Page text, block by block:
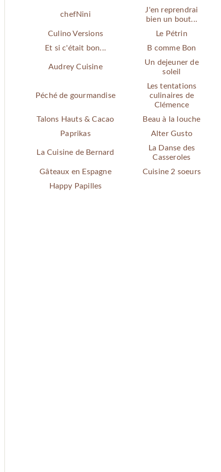
chefNini
J'en reprendrai
bien un bout...
Culino Versions
Le Pétrin
Et si c'était bon...
B comme Bon
Audrey Cuisine
Un dejeuner de
soleil
Péché de gourmandise
Les tentations
culinaires de
Clémence
Talons Hauts & Cacao
Beau à la louche
Paprikas
Alter Gusto
La Cuisine de Bernard
La Danse des
Casseroles
Gâteaux en Espagne
Cuisine 2 soeurs
Happy Papilles